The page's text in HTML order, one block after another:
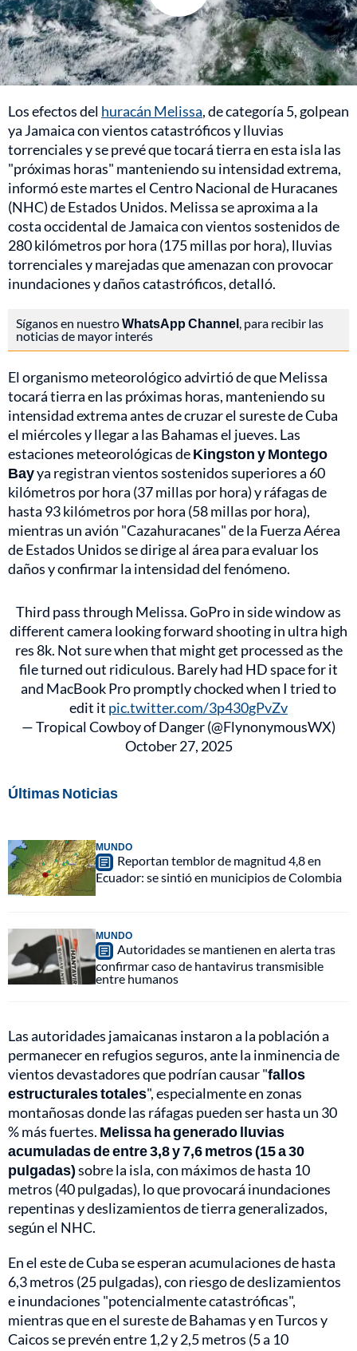
Los efectos del huracán Melissa, de categoría 5, golpean
ya Jamaica con vientos catastróficos y lluvias
torrenciales y se prevé que tocará tierra en esta isla las
"próximas horas" manteniendo su intensidad extrema,
informó este martes el Centro Nacional de Huracanes
(NHC) de Estados Unidos. Melissa se aproxima a la
costa occidental de Jamaica con vientos sostenidos de
280 kilómetros por hora (175 millas por hora), lluvias
torrenciales y marejadas que amenazan con provocar
inundaciones y daños catastróficos, detalló.
Síganos en nuestroWhatsApp Channel , para recibir las
noticias de mayor interés
El organismo meteorológico advirtió de que Melissa
tocará tierra en las próximas horas, manteniendo su
intensidad extrema antes de cruzar el sureste de Cuba
el miércoles y llegar a las Bahamas el jueves. Las
estaciones meteorológicas deKingston y Montego
Bayya registran vientos sostenidos superiores a 60
kilómetros por hora (37 millas por hora) y ráfagas de
hasta 93 kilómetros por hora (58 millas por hora),
mientras un avión "Cazahuracanes" de la Fuerza Aérea
de Estados Unidos se dirige al área para evaluar los
daños y confirmar la intensidad del fenómeno.
Third pass through Melissa. GoPro in side window as
different camera looking forward shooting in ultra high
res 8k. Not sure when that might get processed as the
file turned out ridiculous. Barely had HD space for it
and MacBook Pro promptly chocked when I tried to
edit it pic.twitter.com/3p430gPvZv
— Tropical Cowboy of Danger (@FlynonymousWX)
October 27, 2025
Últimas Noticias
MUNDO
Reportan temblor de magnitud 4,8 en
Ecuador: se sintió en municipios de Colombia
MUNDO
Autoridades se mantienen en alerta tras
confirmar caso de hantavirus transmisible
entre humanos
Las autoridades jamaicanas instaron a la población a
permanecer en refugios seguros, ante la inminencia de
vientos devastadores que podrían causar "fallos
estructurales totales", especialmente en zonas
montañosas donde las ráfagas pueden ser hasta un 30
% más fuertes. Melissa ha generado lluvias
acumuladas de entre 3,8 y 7,6 metros (15 a 30
pulgadas)sobre la isla, con máximos de hasta 10
metros (40 pulgadas), lo que provocará inundaciones
repentinas y deslizamientos de tierra generalizados,
según el NHC.
En el este de Cuba se esperan acumulaciones de hasta
6,3 metros (25 pulgadas), con riesgo de deslizamientos
e inundaciones "potencialmente catastróficas",
mientras que en el sureste de Bahamas y en Turcos y
Caicos se prevén entre 1,2 y 2,5 metros (5 a 10